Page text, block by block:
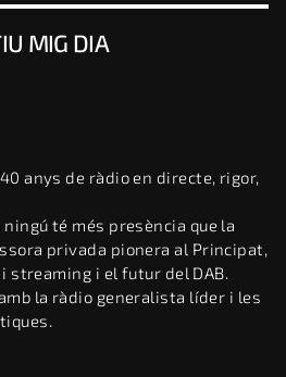
MIG DIA
40 anys de ràdio en directe, rigor,
té més presència que la
privada pionera al Principat,
streaming i el futur del DAB.
la ràdio generalista líder i les